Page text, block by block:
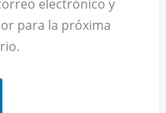
para la próxima